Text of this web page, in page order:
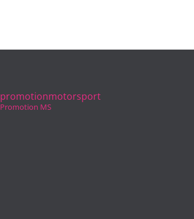
promotionmotorsport
Promotion MS